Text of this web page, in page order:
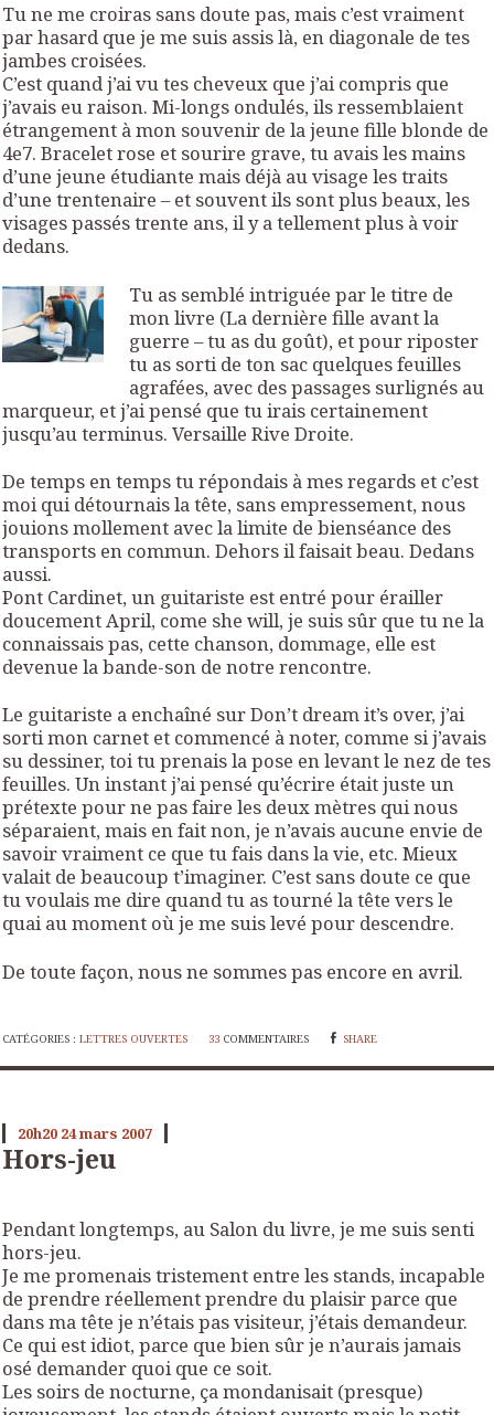
Tu ne me croiras sans doute pas, mais c’est vraiment
par hasard que je me suis assis là, en diagonale de tes
jambes croisées.
C’est quand j’ai vu tes cheveux que j’ai compris que
j’avais eu raison. Mi-longs ondulés, ils ressemblaient
étrangement à mon souvenir de la jeune fille blonde de
4e7. Bracelet rose et sourire grave, tu avais les mains
d’une jeune étudiante mais déjà au visage les traits
d’une trentenaire – et souvent ils sont plus beaux, les
visages passés trente ans, il y a tellement plus à voir
dedans.
Tu as semblé intriguée par le titre de
mon livre (La dernière fille avant la
guerre – tu as du goût), et pour riposter
tu as sorti de ton sac quelques feuilles
agrafées, avec des passages surlignés au
marqueur, et j’ai pensé que tu irais certainement
jusqu’au terminus. Versaille Rive Droite.
De temps en temps tu répondais à mes regards et c’est
moi qui détournais la tête, sans empressement, nous
jouions mollement avec la limite de bienséance des
transports en commun. Dehors il faisait beau. Dedans
aussi.
Pont Cardinet, un guitariste est entré pour érailler
doucementApril, come she will, je suis sûr que tu ne la
connaissais pas, cette chanson, dommage, elle est
devenue la bande-son de notre rencontre.
Le guitariste a enchaîné surDon’t dream it’s over, j’ai
sorti mon carnet et commencé à noter, comme si j’avais
su dessiner, toi tu prenais la pose en levant le nez de tes
feuilles. Un instant j’ai pensé qu’écrire était juste un
prétexte pour ne pas faire les deux mètres qui nous
séparaient, mais en fait non, je n’avais aucune envie de
savoir vraiment ce que tu fais dans la vie, etc. Mieux
valait de beaucoup t’imaginer. C’est sans doute ce que
tu voulais me dire quand tu as tourné la tête vers le
quai au moment où je me suis levé pour descendre.
De toute façon, nous ne sommes pas encore en avril.
CATÉGORIES : LETTRES OUVERTES 33 COMMENTAIRES SHARE
20h20 24mars 2007
Hors-jeu
Pendant longtemps, au Salon du livre, je me suis senti
hors-jeu.
Je me promenais tristement entre les stands, incapable
de prendre réellement prendre du plaisir parce que
dans ma tête je n’étais pas visiteur, j’étais demandeur.
Ce qui est idiot, parce que bien sûr je n’aurais jamais
osé demander quoi que ce soit.
Les soirs de nocturne, ça mondanisait (presque)